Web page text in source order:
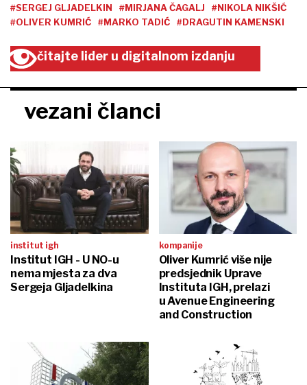
#SERGEJ GLJADELKIN
#MIRJANA ČAGALJ
#NIKOLA NIKŠIĆ
#OLIVER KUMRIĆ
#MARKO TADIĆ #DRAGUTIN KAMENSKI
čitajte lider u digitalnom izdanju
vezani članci
institut igh
Institut IGH - U NO-u
nema mjesta za dva
Sergeja Gljadelkina
kompanije
Oliver Kumrić više nije
predsjednik Uprave
Instituta IGH, prelazi
u Avenue Engineering
and Construction